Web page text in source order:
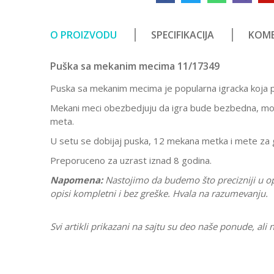
O PROIZVODU SPECIFIKACIJA
Puška sa mekanim mecima 11/17349
Puska sa mekanim mecima je popularna igracka koja
Mekani meci obezbedjuju da igra bude bezbedna,
meta.
U setu se dobijaj puska, 12 mekana metka i mete za
Preporuceno za uzrast iznad 8 godina.
Napomena:Nastojimo da budemo što precizniji u
opisi kompletni i bez greške. Hvala na razumevanju.
Svi artikli prikazani na sajtu su deo naše ponude,